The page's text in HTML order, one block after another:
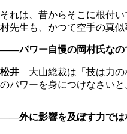
それは、昔からそこに根付
村先生も、かつて空手の真
――パワー自慢の岡村氏なの
松井 大山総裁は「技は力の
のパワーを身につけなさいと
――外に影響を及ぼす力では